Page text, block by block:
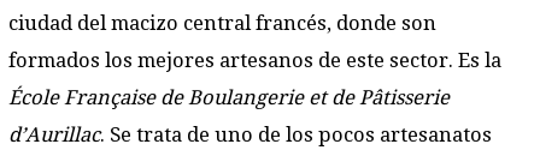
ciudad del macizo central francés, donde son
formados los mejores artesanos de este sector. Es la
École Française de Boulangerie et de Pâtisserie
d’Aurillac. Se trata de uno de los pocos artesanatos